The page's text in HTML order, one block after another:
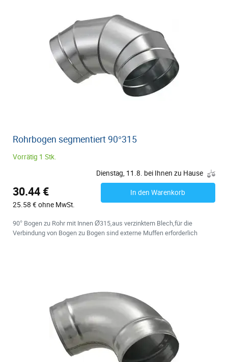
Rohrbogen segmentiert 90°315
Vorrätig 1 Stk.
Dienstag, 11.8. bei Ihnen zu Hause
30.44 €
25.58 € ohne MwSt.
In den Warenkorb
90° Bogen zu Rohr mit Innen Ø315,aus verzinktem Blech,für die
Verbindung von Bogen zu Bogen sind externe Muffen erforderlich